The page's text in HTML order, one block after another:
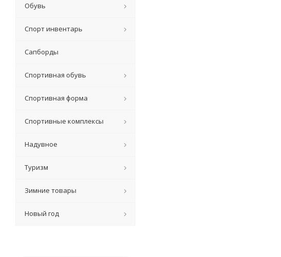
Обувь
Спорт инвентарь
Сапборды
Спортивная обувь
Спортивная форма
Спортивные комплексы
Надувное
Туризм
Зимние товары
Новый год